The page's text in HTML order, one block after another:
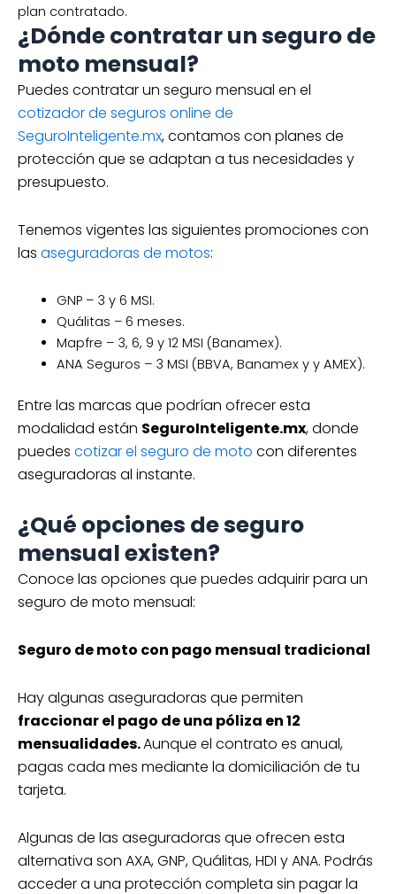
plan contratado.
¿Dónde contratar un seguro de
moto mensual?
Puedes contratar un seguro mensual en el
cotizador de seguros online de
SeguroInteligente.mx, contamos con planes de
protección que se adaptan a tus necesidades y
presupuesto.
Tenemos vigentes las siguientes promociones con
las aseguradoras de motos:
GNP – 3 y 6 MSI.
Quálitas – 6 meses.
Mapfre – 3, 6, 9 y 12 MSI (Banamex).
ANA Seguros – 3 MSI (BBVA, Banamex y y AMEX).
Entre las marcas que podrían ofrecer esta
modalidad están SeguroInteligente.mx, donde
puedes cotizar el seguro de moto con diferentes
aseguradoras al instante.
¿Qué opciones de seguro
mensual existen?
Conoce las opciones que puedes adquirir para un
seguro de moto mensual:
Seguro de moto con pago mensual tradicional
Hay algunas aseguradoras que permiten
fraccionar el pago de una póliza en 12
mensualidades.Aunque el contrato es anual,
pagas cada mes mediante la domiciliación de tu
tarjeta.
Algunas de las aseguradoras que ofrecen esta
alternativa son AXA, GNP, Quálitas, HDI y ANA. Podrás
acceder a una protección completa sin pagar la